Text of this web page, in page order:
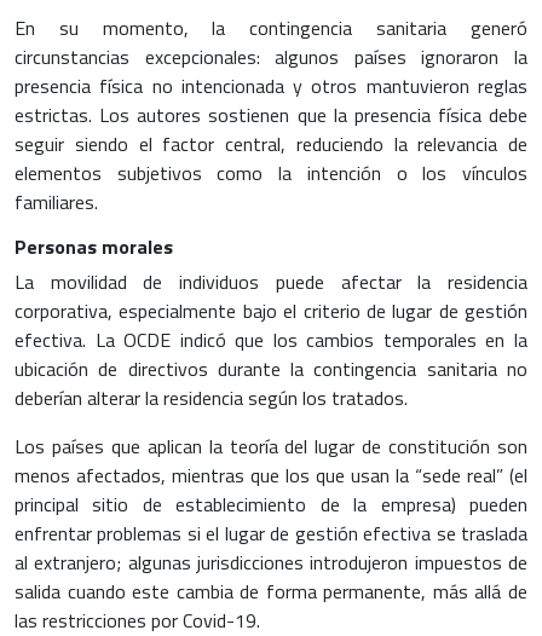
En su momento, la contingencia sanitaria generó
circunstancias excepcionales: algunos países ignoraron la
presencia física no intencionada y otros mantuvieron reglas
estrictas. Los autores sostienen que la presencia física debe
seguir siendo el factor central, reduciendo la relevancia de
elementos subjetivos como la intención o los vínculos
familiares.
Personas morales
La movilidad de individuos puede afectar la residencia
corporativa, especialmente bajo el criterio de lugar de gestión
efectiva. La OCDE indicó que los cambios temporales en la
ubicación de directivos durante la contingencia sanitaria no
deberían alterar la residencia según los tratados.
Los países que aplican la teoría del lugar de constitución son
menos afectados, mientras que los que usan la “sede real” (el
principal sitio de establecimiento de la empresa) pueden
enfrentar problemas si el lugar de gestión efectiva se traslada
al extranjero; algunas jurisdicciones introdujeron impuestos de
salida cuando este cambia de forma permanente, más allá de
las restricciones por Covid-19.